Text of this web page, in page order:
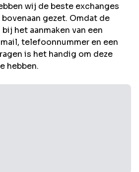
wij de beste exchanges
gezet. Omdat de
het aanmaken van een
telefoonnummer en een
is het handig om deze
hebben.